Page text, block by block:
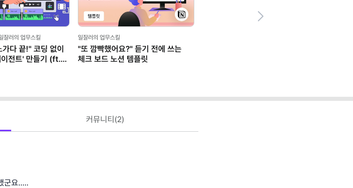
잘러의 업무스킬
가다 끝!" 코딩 없이
전트' 만들기 (ft.
일잘러의 업무스킬
"또 깜빡했어요?" 듣기 전에 쓰는
체크 보드 노션 템플릿
커뮤니티(2)
군요.....